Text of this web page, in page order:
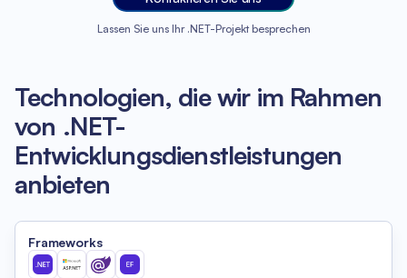
Lassen Sie uns Ihr .NET-Projekt besprechen
Technologien, die wir im Rahmen
von .NET-
Entwicklungsdienstleistungen
anbieten
Frameworks